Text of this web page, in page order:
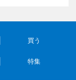
買う
特集